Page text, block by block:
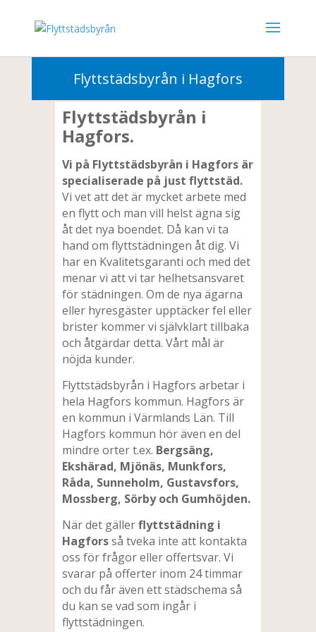
Flyttstädsbyrån i Hagfors
Flyttstädsbyrån i
Hagfors.
Vi på Flyttstädsbyrån i Hagfors är
specialiserade på just flyttstäd.
Vi vet att det är mycket arbete med
en flytt och man vill helst ägna sig
åt det nya boendet. Då kan vi ta
hand om flyttstädningen åt dig. Vi
har en Kvalitetsgaranti och med det
menar vi att vi tar helhetsansvaret
för städningen. Om de nya ägarna
eller hyresgäster upptäcker fel eller
brister kommer vi självklart tillbaka
och åtgärdar detta. Vårt mål är
nöjda kunder.
Flyttstädsbyrån i Hagfors arbetar i
hela Hagfors kommun. Hagfors är
en kommun i Värmlands Län. Till
Hagfors kommun hör även en del
mindre orter t.ex. Bergsäng,
Ekshärad, Mjönäs, Munkfors,
Råda, Sunneholm, Gustavsfors,
Mossberg, Sörby och Gumhöjden.
När det gällerflyttstädning i
Hagforsså tveka inte att kontakta
oss för frågor eller offertsvar. Vi
svarar på offerter inom 24 timmar
och du får även ett städschema så
du kan se vad som ingår i
flyttstädningen.